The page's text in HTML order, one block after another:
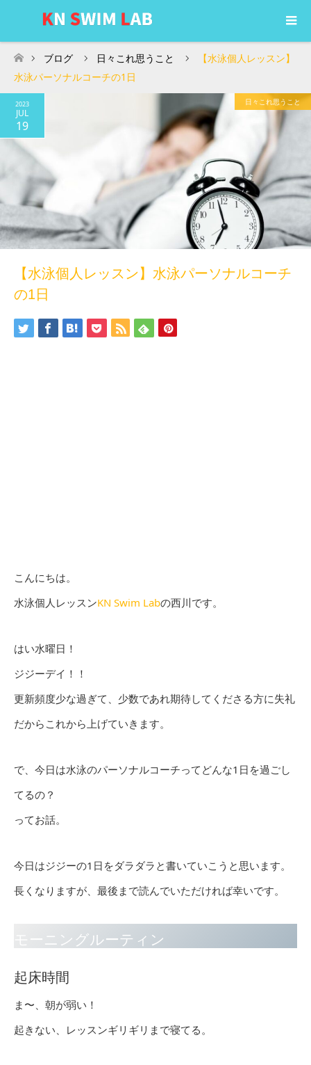
ホーム
ブログ 日々これ思うこと
【水泳個人レッスン】
水泳パーソナルコーチの1日
2023
JUL
19
日々これ思うこと
【水泳個人レッスン】水泳パーソナルコーチ
の1日
こんにちは。
水泳個人レッスンKN Swim Labの西川です。
はい水曜日！
ジジーデイ！！
更新頻度少な過ぎて、少数であれ期待してくださる方に失礼
だからこれから上げていきます。
で、今日は水泳のパーソナルコーチってどんな1日を過ごし
てるの？
ってお話。
今日はジジーの1日をダラダラと書いていこうと思います。
長くなりますが、最後まで読んでいただければ幸いです。
モーニングルーティン
起床時間
ま〜、朝が弱い！
起きない、レッスンギリギリまで寝てる。